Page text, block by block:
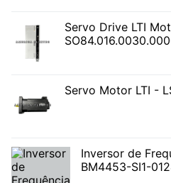
Servo Drive LTI
Servo Motor LTI -
Inversor de
BM4453-SI1-